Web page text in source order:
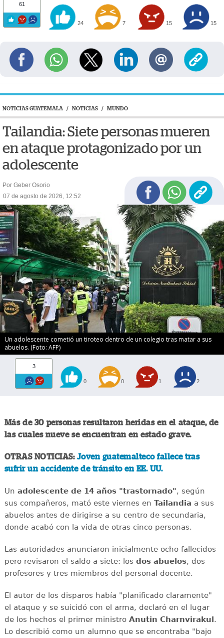
61
24 7 15 15
NOTICIAS GUATEMALA / NOTICIAS / MUNDO
Tailandia: Siete personas mueren
en ataque protagonizado por un
adolescente
Por Geber Osorio
07 de agosto de 2026, 12:52
Un adolescente cometió un tiroteo dentro de un colegio tras matar a sus
abuelos. (Foto: AFP)
3
0 0 1 2
Más de 30 personas resultaron heridas en el ataque, de
las cuales nueve se encuentran en estado grave.
OTRAS NOTICIAS: Joven guatemalteco fallece tras
sufrir un accidente de tránsito en EE. UU.
Un adolescente de 14 años "trastornado", según
sus compañeros, mató este viernes en Tailandia a sus
abuelos antes de dirigirse a su centro de secundaria,
donde acabó con la vida de otras cinco personas.
Las autoridades anunciaron inicialmente ocho fallecidos
pero revisaron el saldo a siete: los dos abuelos, dos
profesores y tres miembros del personal docente.
El autor de los disparos había "planificado claramente"
el ataque y se suicidó con el arma, declaró en el lugar
de los hechos el primer ministro Anutin Charnvirakul.
Lo describió como un alumno que se encontraba "bajo